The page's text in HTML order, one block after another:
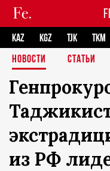
KAZ KGZ TJK TKM
НОВОСТИ
СТАТЬИ
из РФ